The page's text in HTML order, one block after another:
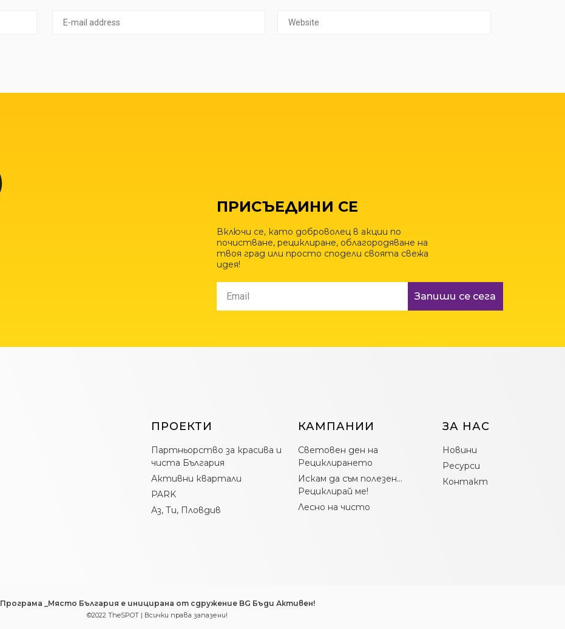
ПРИСЪЕДИНИ СЕ
Включи се, като доброволец в акции по
почистване, рециклиране, облагородяване на
твоя град или просто сподели своята свежа
идея!
Запиши се сега
ПРОЕКТИ
Партньорство за красива и
чиста България
Активни квартали
PARK
Аз, Ти, Пловдив
КАМПАНИИ
Световен ден на
Рециклирането
Искам да съм полезен…
Рециклирай ме!
Лесно на чисто
ЗА НАС
Новини
Ресурси
Контакт
Програма _Място България е иницирана от сдружение BG Бъди Активен!
©2022 TheSPOT | Всички права запазени!